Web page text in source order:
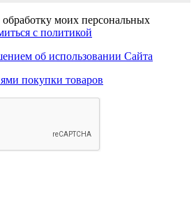
моих персональных
с политикой
об использовании Сайта
покупки товаров